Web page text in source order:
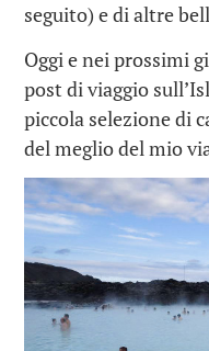
seguito) e di altre
Oggi e nei prossimi
post di viaggio
piccola selezione di
del meglio del mio